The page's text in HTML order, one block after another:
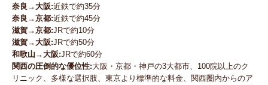
奈良→大阪:近鉄で約35分
奈良→京都:近鉄で約45分
滋賀→京都:JRで約10分
滋賀→大阪:JRで約50分
和歌山→大阪:JRで約60分
関西の圧倒的な優位性:大阪・京都・神戸の3大都市、100院以上のク
リニック、多様な選択肢、東京より標準的な料金、関西圏内からのア